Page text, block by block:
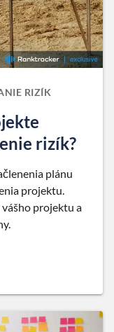
RIZÍK
rizík?
plánu
projektu.
projektu a